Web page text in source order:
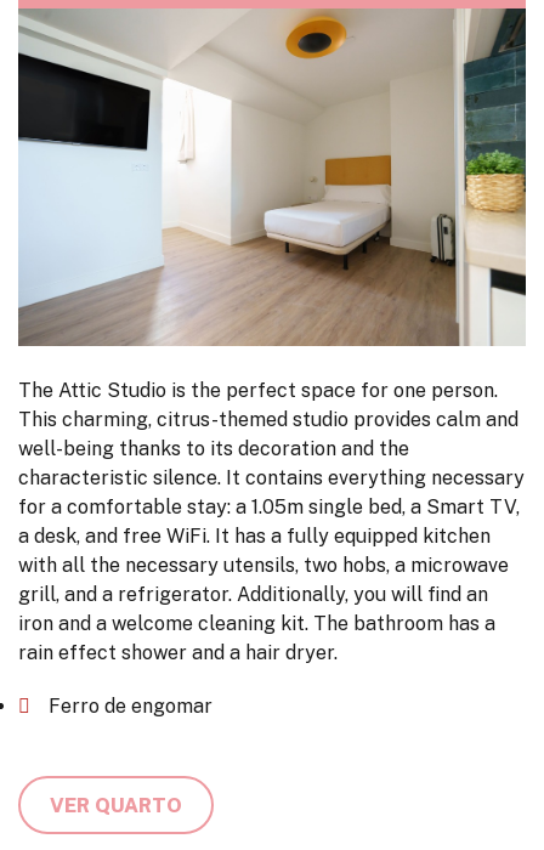
The Attic Studio is the perfect space for one person.
This charming, citrus-themed studio provides calm and
well-being thanks to its decoration and the
characteristic silence. It contains everything necessary
for a comfortable stay: a 1.05m single bed, a Smart TV,
a desk, and free WiFi. It has a fully equipped kitchen
with all the necessary utensils, two hobs, a microwave
grill, and a refrigerator. Additionally, you will find an
iron and a welcome cleaning kit. The bathroom has a
rain effect shower and a hair dryer.
Ferro de engomar
VER QUARTO